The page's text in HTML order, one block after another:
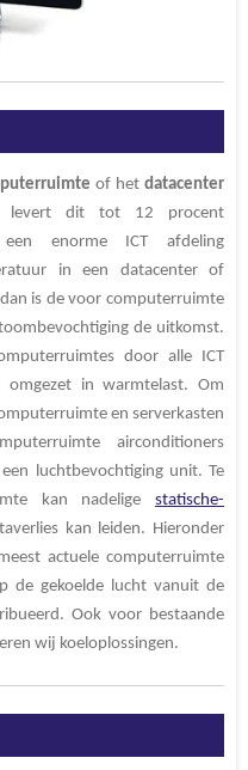
of het datacenter
levert dit tot 12 procent
enorme ICT afdeling
in een datacenter of
is de voor computerruimte
de uitkomst.
door alle ICT
in warmtelast. Om
en serverkasten
airconditioners
luchtbevochtiging unit. Te
kan nadelige statische-
kan leiden. Hieronder
actuele computerruimte
de gekoelde lucht vanuit de
Ook voor bestaande
wij koeloplossingen.